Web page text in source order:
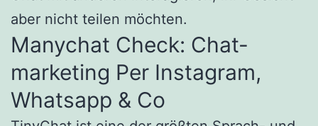
aber nicht teilen möchten.
Manychat Check: Chat-
marketing Per Instagram,
Whatsapp & Co